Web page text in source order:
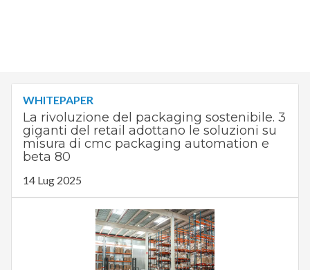
WHITEPAPER
La rivoluzione del packaging sostenibile. 3
giganti del retail adottano le soluzioni su
misura di cmc packaging automation e
beta 80
14 Lug 2025